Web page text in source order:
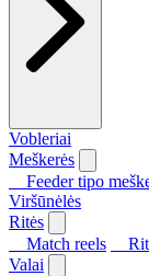
Vobleriai
Meškerės
Feeder tipo
Viršūnėlės
Ritės
Match reels
Valai